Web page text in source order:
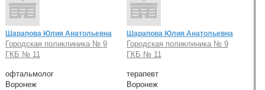
Шарапова Юлия Анатольевна
Городская поликлиника № 9
ГКБ № 11
офтальмолог
Воронеж
Шарапова Юлия Анатольевна
Городская поликлиника № 9
ГКБ № 11
терапевт
Воронеж